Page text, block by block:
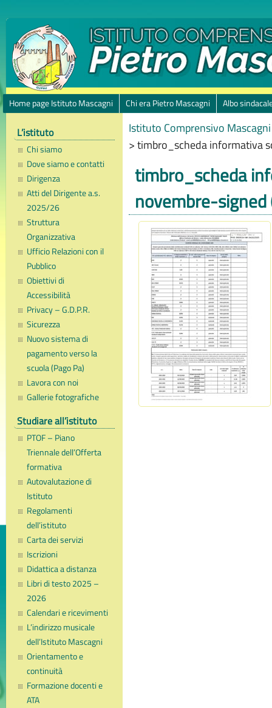
Home page Istituto Mascagni Chi era Pietro Mascagni Albo
L’istituto
Chi siamo
Dove siamo e contatti
Dirigenza
Atti del Dirigente a.s.
2025/26
Struttura
Organizzativa
Ufficio Relazioni con il
Pubblico
Obiettivi di
Accessibilità
Privacy – G.D.P.R.
Sicurezza
Nuovo sistema di
pagamento verso la
scuola (Pago Pa)
Lavora con noi
Gallerie fotografiche
Studiare all’istituto
PTOF – Piano
Triennale dell’Offerta
formativa
Autovalutazione di
Istituto
Regolamenti
dell’istituto
Carta dei servizi
Iscrizioni
Didattica a distanza
Libri di testo 2025 –
2026
Calendari e ricevimenti
L’indirizzo musicale
dell’Istituto Mascagni
Orientamento e
continuità
Formazione docenti e
ATA
Istituto Comprensivo
>timbro_scheda informativa
timbro_scheda
novembre-signed